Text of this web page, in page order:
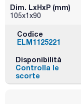
Dim. LxHxP (mm)
105x1x90
Codice
ELM1125221
Disponibilità
Controlla le
scorte